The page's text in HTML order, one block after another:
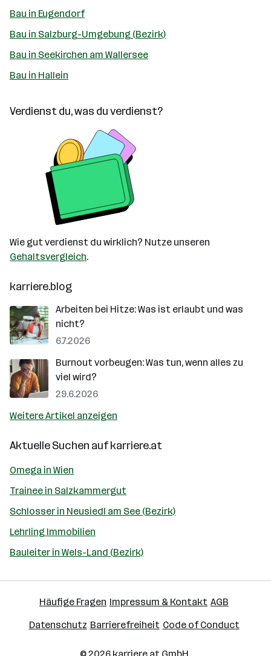
Bau in Eugendorf
Bau in Salzburg-Umgebung (Bezirk)
Bau in Seekirchen am Wallersee
Bau in Hallein
Verdienst du, was du verdienst?
Wie gut verdienst du wirklich? Nutze unseren
Gehaltsvergleich.
karriere.blog
Arbeiten bei Hitze: Was ist erlaubt und was
nicht?
6.7.2026
Burnout vorbeugen: Was tun, wenn alles zu
viel wird?
29.6.2026
Weitere Artikel anzeigen
Aktuelle Suchen aufkarriere.at
Omega in Wien
Trainee in Salzkammergut
Schlosser in Neusiedl am See (Bezirk)
Lehrling Immobilien
Bauleiter in Wels-Land (Bezirk)
Häufige Fragen Impressum & Kontakt AGB
Datenschutz Barrierefreiheit Code of Conduct